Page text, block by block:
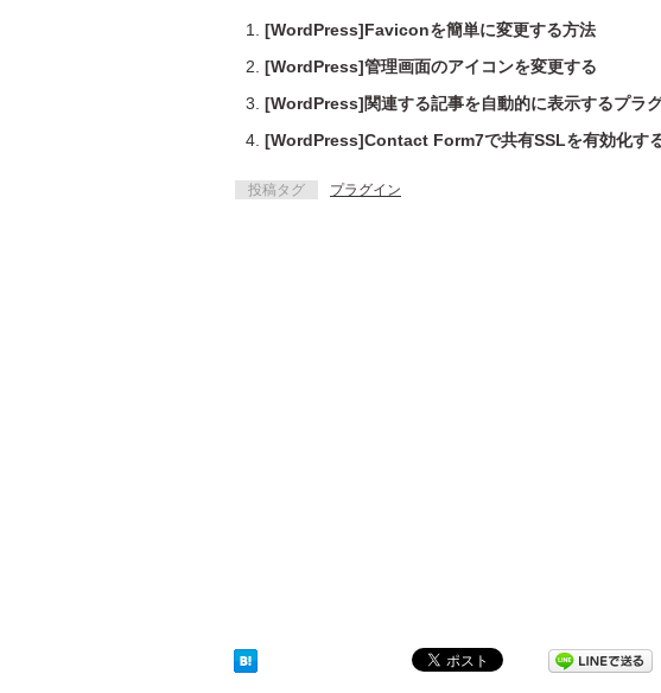
[WordPress]Faviconを簡単に変更する方法
[WordPress]管理画面のアイコンを変更する
[WordPress]関連する記事を自動的に表示するプラ
[WordPress]Contact Form7で共有SSLを有効化す
投稿タグ プラグイン